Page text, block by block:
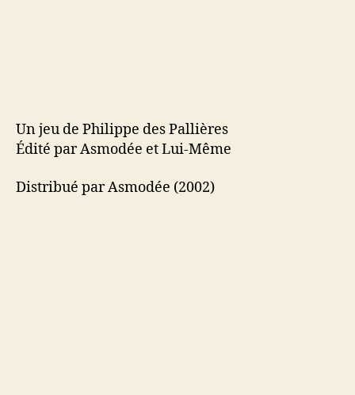
Un jeu de Philippe des Pallières
Édité par Asmodée et Lui-Même
Distribué par Asmodée (2002)